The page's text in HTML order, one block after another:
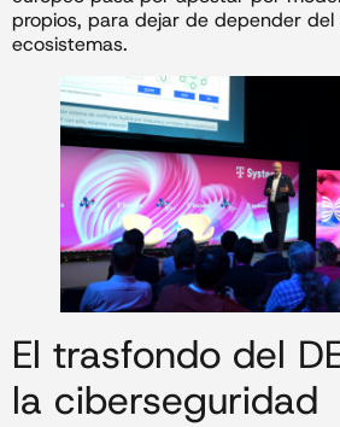
propios, para dejar de depender
ecosistemas.
El trasfondo del
la ciberseguridad